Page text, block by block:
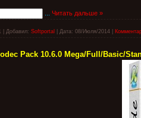
Читать дальше »
Добавил: Softportal Дата: 08/Июля/2014
Pack 10.6.0 Mega/Full/Basic/